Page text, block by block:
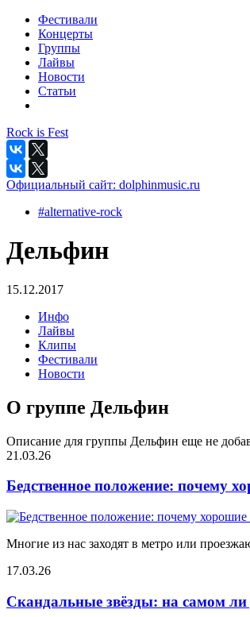
Фестивали
Концерты
Группы
Лайвы
Новости
Статьи
Rock is Fest
Официальный сайт: dolphinmusic.ru
#alternative-rock
Дельфин
15.12.2017
Инфо
Лайвы
Клипы
Фестивали
Новости
О группе Дельфин
Описание для группы Дельфин еще не
21.03.26
Бедственное положение: почему
Многие из нас заходят в метро или
17.03.26
Скандальные звёзды: на самом ли